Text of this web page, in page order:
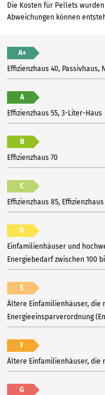
Die Kosten für Pellets
Abweichungen können
A+
Effizienzhaus 40, Passivhaus,
A
Effizienzhaus 55, 3-Liter-Haus
B
Effizienzhaus 70
C
Effizienzhaus 85, Effizienzhaus
D
Einfamilienhäuser und
Energiebedarf zwischen 100
E
Ältere Einfamilienhäuser, die
Energieeinsparverordnung
F
Ältere Einfamilienhäuser, die
G